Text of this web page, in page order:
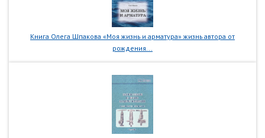
Книга Олега Шпакова «Моя жизнь и арматура» жизнь автора от
рождения...